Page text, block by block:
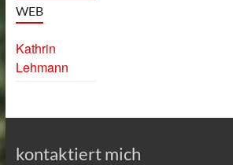
WEB
Kathrin
Lehmann
kontaktiert mich